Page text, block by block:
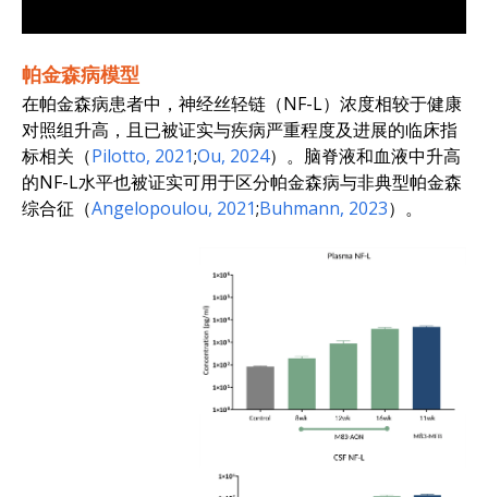
On Dox
On Dox与Off DoxTDP-43ΔNLS 小鼠的 CSF NF-L
这张显微镜图片显示的是反应性星形胶质细胞。
血液和脑脊液中的 NF-L 测量值可与脑萎缩（神经
与对照组相比，皮质变薄图突出显示了 Low Dox
On Dox
这幅显微图像显示了小胶质细胞与神经元之间的
2.肌萎缩侧索硬化症（ALS）中的 NF-L
3.TDP-43ΔNLS (rNLS8) ALS 小鼠模型中的 CSF
4.TDP-43ΔNLS (rNLS8) ALS 小鼠模型中的血浆
5.摘要
帕金森病模型
在帕金森病患者中，神经丝轻链（NF-L）浓度相较于健康
对照组升高，且已被证实与疾病严重程度及进展的临床指
标相关（Pilotto, 2021;Ou, 2024）。脑脊液和血液中升高
的NF-L水平也被证实可用于区分帕金森病与非典型帕金森
综合征（Angelopoulou, 2021;Buhmann, 2023）。